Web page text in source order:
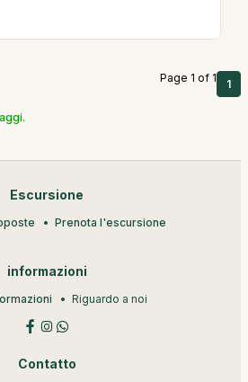
Page 1 of 1 1
Escursione
Prenota l'escursione
informazioni
Riguardo a noi
Contatto